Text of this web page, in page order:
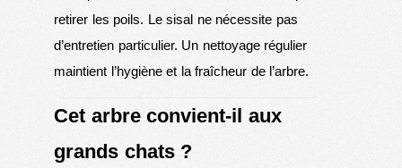
retirer les poils. Le sisal ne nécessite pas
d’entretien particulier. Un nettoyage régulier
maintient l’hygiène et la fraîcheur de l’arbre.
Cet arbre convient-il aux
grands chats ?